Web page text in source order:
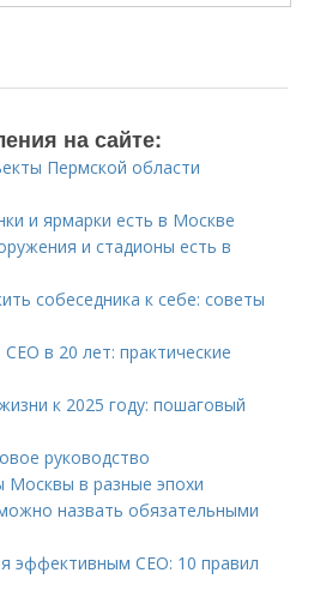
на сайте:
Пермской области
и ярмарки есть в Москве
и стадионы есть в
собеседника к себе: советы
в 20 лет: практические
к 2025 году: пошаговый
руководство
Москвы в разные эпохи
назвать обязательными
эффективным CEO: 10 правил